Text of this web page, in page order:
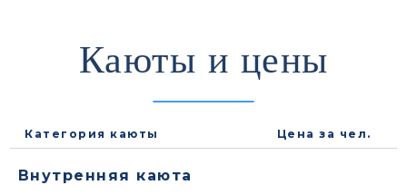
Каюты и цены
Категория каюты Цена за чел.
Внутренняя каюта